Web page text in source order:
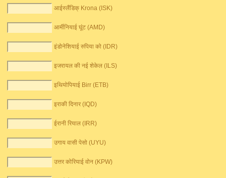
आईस्लैंडिक् Krona (ISK)
आर्मीनियाई घूंट (AMD)
इंडोनेशियाई रुपिया को (IDR)
इजरायल की नई शेकेल (ILS)
इथियोपियाई Birr (ETB)
इराकी दिनार (IQD)
ईरानी रियाल (IRR)
उगाय वासी पेसो (UYU)
उत्तर कोरियाई वोन (KPW)